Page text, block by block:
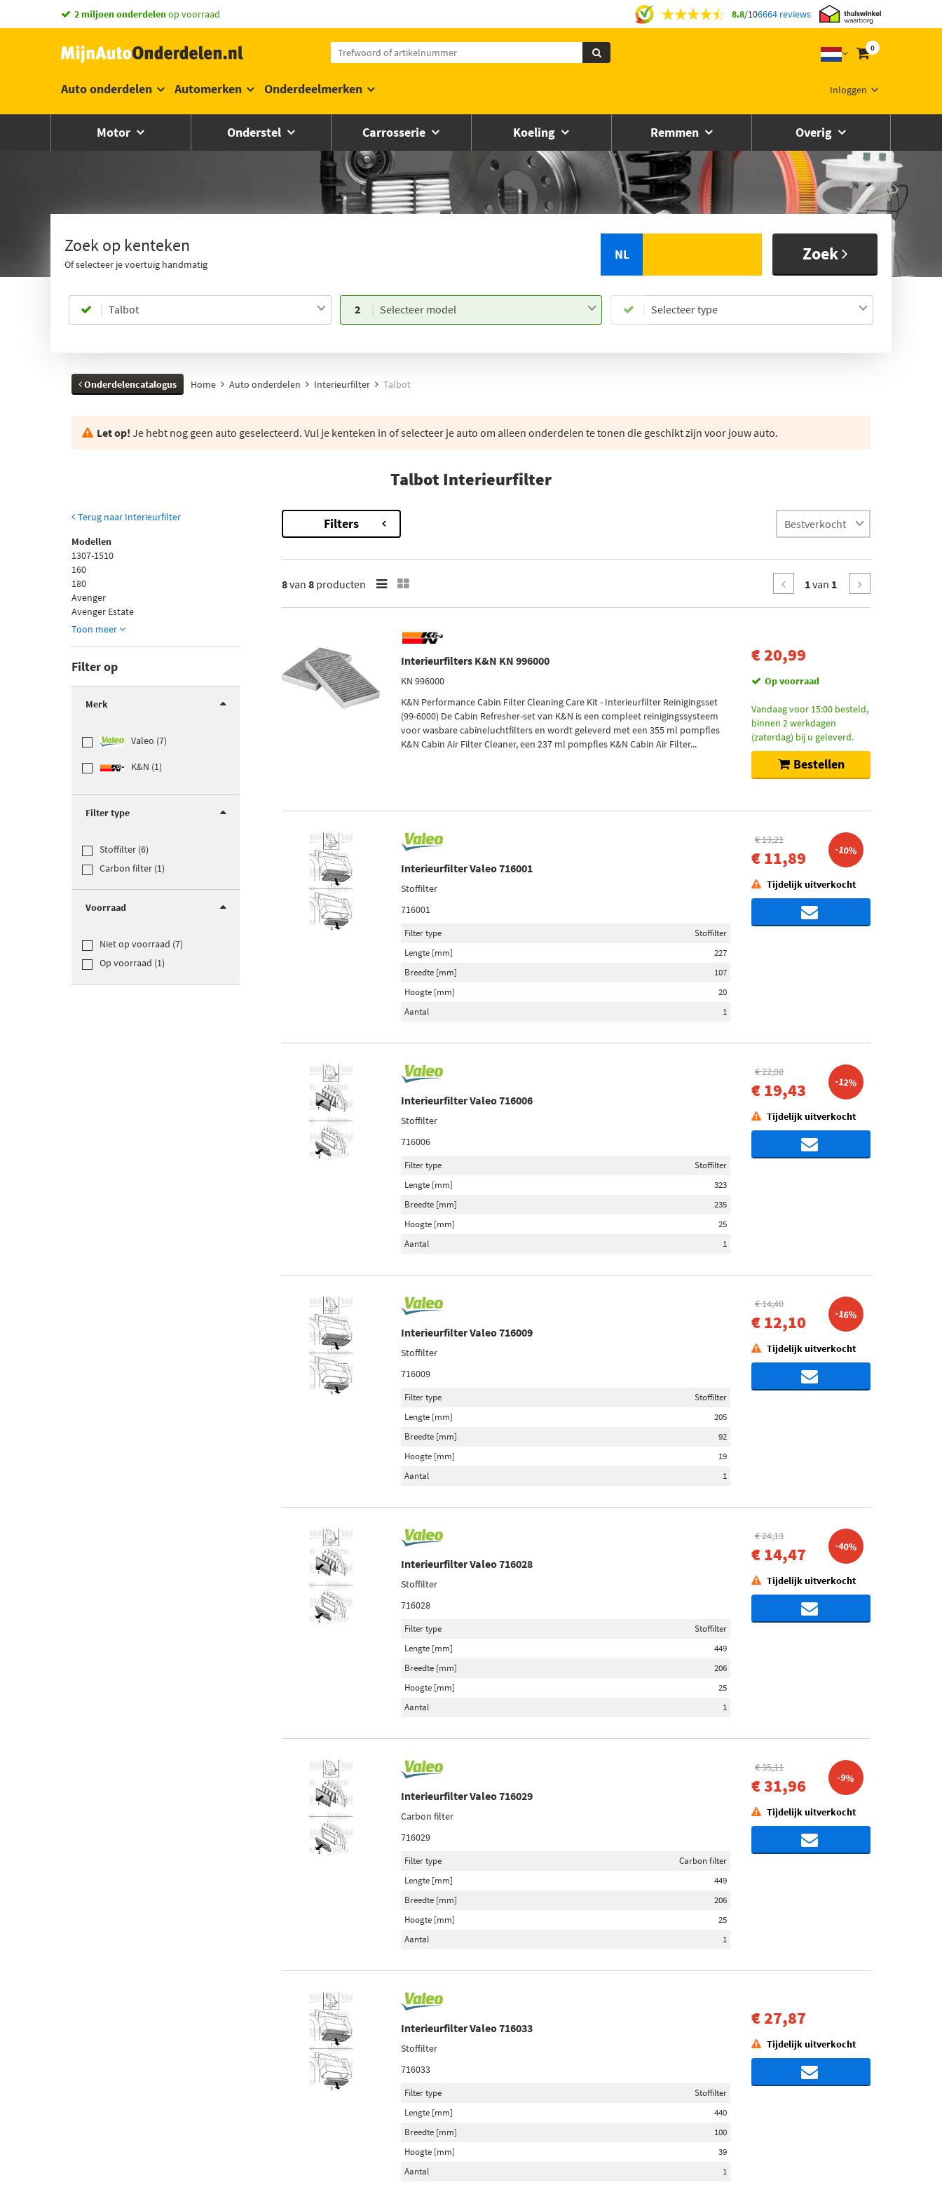
vandaag besteld,morgen in huis *
2 miljoen onderdelenop voorraad 8.8/106664 reviews
0
Inloggen
Auto onderdelen Automerken Onderdeelmerken
Motor Onderstel Carrosserie Koeling Remmen Overig
Zoek op kenteken
Of selecteer je voertuig handmatig
NL Zoek
Talbot 2 Selecteer model Selecteer type
Onderdelencatalogus Home Auto onderdelen Interieurfilter Talbot
Let op! Je hebt nog geen auto geselecteerd. Vul je kenteken in of selecteer je auto om alleen onderdelen te tonen die geschikt zijn voor jouw auto.
Talbot Interieurfilter
Terug naar Interieurfilter
Modellen
1307-1510
160
180
Avenger
Avenger Estate
Toon meer
Filter op
Merk
Valeo (7)
K&N (1)
Filter type
Stoffilter (6)
Carbon filter (1)
Voorraad
Niet op voorraad (7)
Op voorraad (1)
Filters
8van 8 producten 1van 1
Interieurfilters K&N KN 996000
KN 996000
K&N Performance Cabin Filter Cleaning Care Kit - Interieurfilter Reinigingsset
(99-6000) De Cabin Refresher-set van K&N is een compleet reinigingssysteem
voor wasbare cabineluchtfilters en wordt geleverd met een 355 ml pompfles
K&N Cabin Air Filter Cleaner, een 237 ml pompfles K&N Cabin Air Filter...
€ 20,99
Op voorraad
Vandaag voor 15:00 besteld,
binnen 2 werkdagen
(zaterdag) bij u geleverd.
Bestellen
Interieurfilter Valeo 716001
Stoffilter
716001
Filter type
Stoffilter
Lengte [mm]
227
Breedte [mm]
107
Hoogte [mm]
20
Aantal
1
€ 13,21
€ 11,89 -10%
Tijdelijk uitverkocht
Interieurfilter Valeo 716006
Stoffilter
716006
Filter type
Stoffilter
Lengte [mm]
323
Breedte [mm]
235
Hoogte [mm]
25
Aantal
1
€ 22,08
€ 19,43 -12%
Tijdelijk uitverkocht
Interieurfilter Valeo 716009
Stoffilter
716009
Filter type
Stoffilter
Lengte [mm]
205
Breedte [mm]
92
Hoogte [mm]
19
Aantal
1
€ 14,40
€ 12,10 -16%
Tijdelijk uitverkocht
Interieurfilter Valeo 716028
Stoffilter
716028
Filter type
Stoffilter
Lengte [mm]
449
Breedte [mm]
206
Hoogte [mm]
25
Aantal
1
€ 24,13
€ 14,47 -40%
Tijdelijk uitverkocht
Interieurfilter Valeo 716029
Carbon filter
716029
Filter type
Carbon filter
Lengte [mm]
449
Breedte [mm]
206
Hoogte [mm]
25
Aantal
1
€ 35,11
€ 31,96 -9%
Tijdelijk uitverkocht
Interieurfilter Valeo 716033
Stoffilter
716033
Filter type
Stoffilter
Lengte [mm]
440
Breedte [mm]
100
Hoogte [mm]
39
Aantal
1
€ 27,87
Tijdelijk uitverkocht